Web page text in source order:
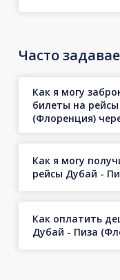
Часто
Как я могу
билеты на
(Флоренция)
Как я могу
рейсы Дубай -
Как оплатить
Дубай - Пиза